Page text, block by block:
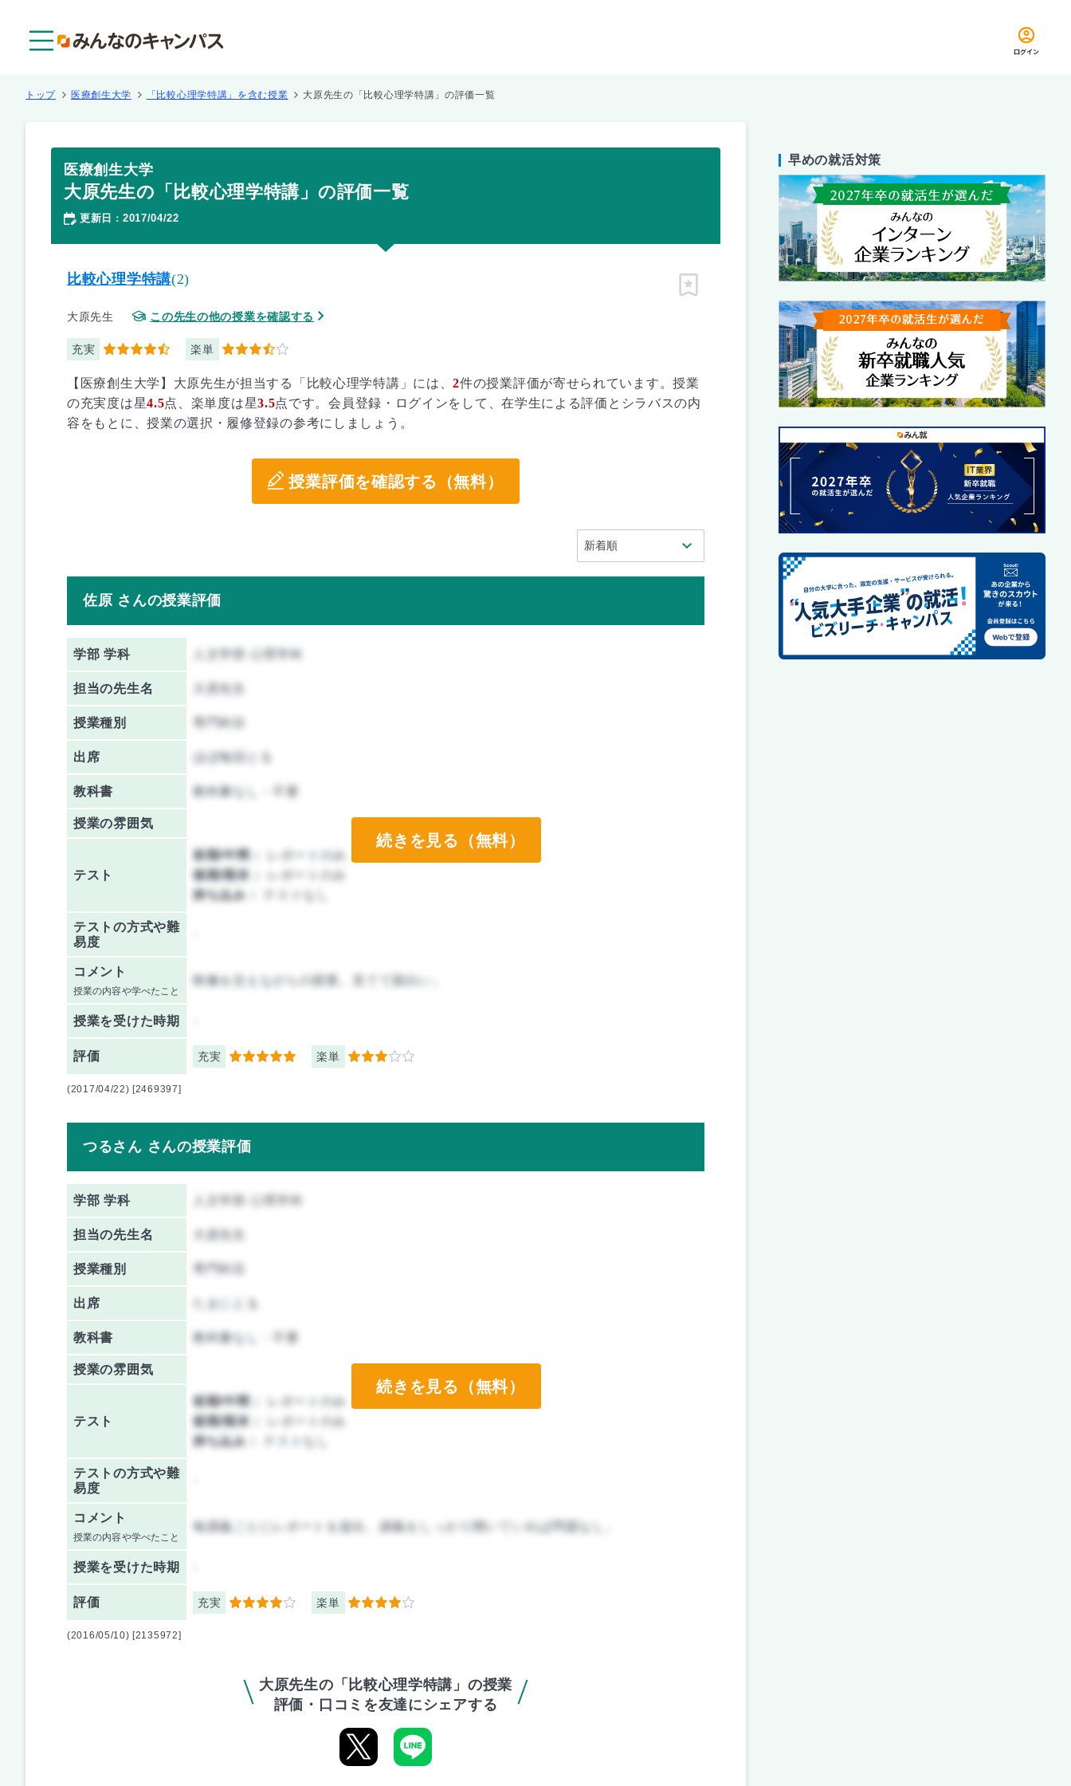
ログイン
トップ 医療創生大学 「比較心理学特講」を含む授業 大原先生の「比較心理学特講」の評価一覧
医療創生大学
大原先生の「比較心理学特講」の評価一覧
更新日 ： 2017/04/22
比較心理学特講(2)
大原先生 この先生の他の授業を確認する
充実 4.5 楽単 3.5
ピン留め
【医療創生大学】大原先生が担当する「比較心理学特講」には、2件の授業評価が寄せられています。授業
の充実度は星4.5点、楽単度は星3.5点です。会員登録・ログインをして、在学生による評価とシラバスの内
容をもとに、授業の選択・履修登録の参考にしましょう。
授業評価を確認する（無料）
佐原 さんの授業評価
学部 学科
担当の先生名
授業種別 専門科目
出席 ほぼ毎回とる
教科書 教科書なし・不要
授業の雰囲気
テスト
前期/中間：
レポートのみ
後期/期末：
レポートのみ
持ち込み：
テストの方式や難
易度
コメント
授業の内容や学べたこと
映像を交えながらの授業。見てて面白い。
授業を受けた時期
評価 充実 5 楽単 3
続きを見る（無料）
(2017/04/22) [2469397]
つるさん さんの授業評価
学部 学科
担当の先生名
授業種別 専門科目
出席
教科書 教科書なし・不要
授業の雰囲気
テスト
前期/中間：
レポートのみ
後期/期末：
レポートのみ
持ち込み：
テストの方式や難
易度
コメント
授業の内容や学べたこと
毎講義ごとにレポートを提出。講義をしっかり聞いていれば問題なし。
授業を受けた時期
評価 充実 4 楽単 4
続きを見る（無料）
(2016/05/10) [2135972]
大原先生の「比較心理学特講」の授業
評価・口コミを友達にシェアする
早めの就活対策